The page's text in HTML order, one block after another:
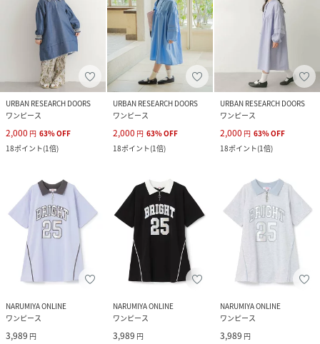
URBAN RESEARCH DOORS
ワンピース
2,000 円 63%OFF
18ポイント(1倍)
URBAN RESEARCH DOORS
ワンピース
2,000 円 63%OFF
18ポイント(1倍)
URBAN RESEARCH DOORS
ワンピース
2,000 円 63%OFF
18ポイント(1倍)
NARUMIYA ONLINE
ワンピース
3,989 円
NARUMIYA ONLINE
ワンピース
3,989 円
NARUMIYA ONLINE
ワンピース
3,989 円